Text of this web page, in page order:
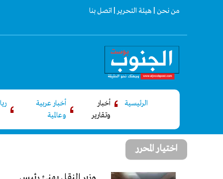
من نحن | هيئة التحرير | اتصل بنا
الرئيسية
أخبار
وتقارير
أخبار عربية
وعالمية
اختيار المحرر